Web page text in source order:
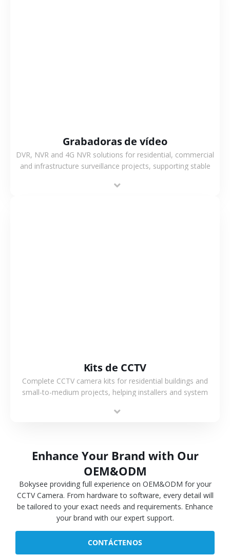
Grabadoras de vídeo
DVR, NVR and 4G NVR solutions for residential, commercial
and infrastructure surveillance projects, supporting stable
Kits de CCTV
Complete CCTV camera kits for residential buildings and
small-to-medium projects, helping installers and system
Enhance Your Brand with Our
OEM&ODM
Bokysee providing full experience on OEM&ODM for your
CCTV Camera. From hardware to software, every detail will
be tailored to your exact needs and requirements. Enhance
your brand with our expert support.
CONTÁCTENOS